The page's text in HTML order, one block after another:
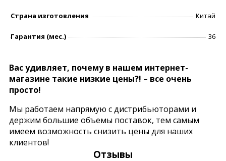
Страна изготовления Китай
Гарантия (мес.) 36
Вас удивляет, почему в нашем интернет-
магазине такие низкие цены?! – все очень
просто!
Мы работаем напрямую с дистрибьюторами и
держим большие объемы поставок, тем самым
имеем возможность снизить цены для наших
клиентов!
Отзывы